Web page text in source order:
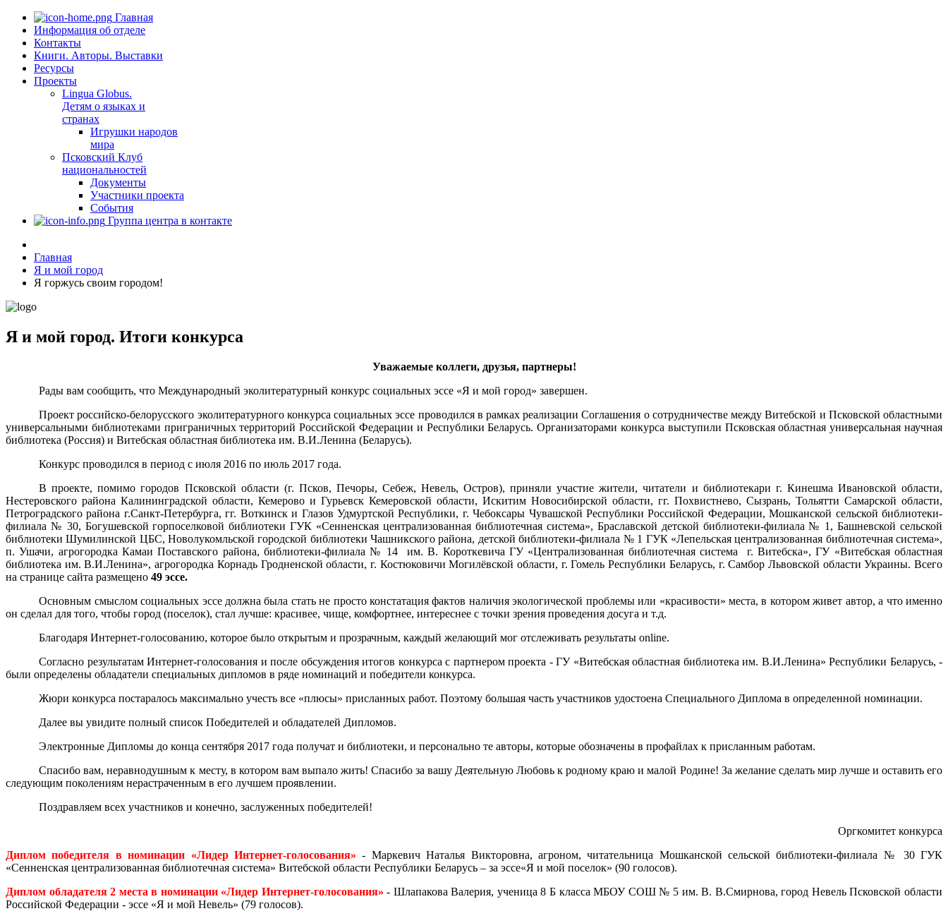
Главная
Информация об отделе
Контакты
Книги. Авторы. Выставки
Ресурсы
Проекты
Lingua Globus.
Детям о языках и
странах
Игрушки народов
мира
Псковский Клуб
национальностей
Документы
Участники проекта
События
Группа центра в контакте
Главная
Я и мой город
Я горжусь своим городом!
Я и мой город. Итоги конкурса
Уважаемые коллеги, друзья, партнеры!
Рады вам сообщить, что Международный эколитературный конкурс социальных эссе «Я и мой город» завершен.
Проект российско-белорусского эколитературного конкурса социальных эссе проводился в рамках реализации Соглашения о сотрудничестве между Витебской и Псковской областными
универсальными библиотеками приграничных территорий Российской Федерации и Республики Беларусь. Организаторами конкурса выступили Псковская областная универсальная научная
библиотека (Россия) и Витебская областная библиотека им. В.И.Ленина (Беларусь).
Конкурс проводился в период с июля 2016 по июль 2017 года.
В проекте, помимо городов Псковской области (г. Псков, Печоры, Себеж, Невель, Остров), приняли участие жители, читатели и библиотекари г. Кинешма Ивановской области,
Нестеровского района Калининградской области, Кемерово и Гурьевск Кемеровской области, Искитим Новосибирской области, гг. Похвистнево, Сызрань, Тольятти Самарской области,
Петроградского района г.Санкт-Петербурга,гг. Воткинск и Глазов Удмуртской Республики, г. Чебоксары Чувашской РеспубликиРоссийской Федерации,Мошканской сельской библиотеки-
филиала № 30, Богушевской горпоселковой библиотеки ГУК «Сенненская централизованная библиотечная система», Браславской детской библиотеки-филиала № 1,Башневской сельской
библиотеки Шумилинской ЦБС, Новолукомльской городской библиотеки Чашникского района, детской библиотеки-филиала № 1 ГУК «Лепельская централизованная библиотечная система»,
п. Ушачи, агрогородка Камаи Поставского района, библиотеки-филиала № 14 им. В. Короткевича ГУ «Централизованная библиотечная система г. Витебска», ГУ «Витебская областная
библиотека им. В.И.Ленина»,агрогородка Корнадь Гродненской области, г. Костюковичи Могилёвской области, г. Гомель Республики Беларусь, г. Самбор Львовской области Украины. Всего
на странице сайта размещено 49 эссе.
Основным смыслом социальных эссе должна была стать не просто констатация фактов наличия экологической проблемы или «красивости» места, в котором живет автор, а что именно
он сделал для того, чтобы город (поселок), стал лучше: красивее, чище, комфортнее, интереснее с точки зрения проведения досуга и т.д.
Благодаря Интернет-голосованию, которое было открытым и прозрачным, каждый желающий мог отслеживать результаты online.
Согласно результатам Интернет-голосования и после обсуждения итогов конкурса с партнером проекта - ГУ «Витебская областная библиотека им. В.И.Ленина» Республики Беларусь, -
были определены обладатели специальных дипломов в ряде номинаций и победители конкурса.
Жюри конкурса постаралось максимально учесть все «плюсы» присланных работ. Поэтому большая часть участников удостоена Специального Диплома в определенной номинации.
Далее вы увидите полный список Победителей и обладателей Дипломов.
Электронные Дипломы до конца сентября 2017 года получат и библиотеки, и персонально те авторы, которые обозначены в профайлах к присланным работам.
Спасибо вам, неравнодушным к месту, в котором вам выпало жить! Спасибо за вашу Деятельную Любовь к родному краю и малой Родине! За желание сделать мир лучше и оставить его
следующим поколениям нерастраченным в его лучшем проявлении.
Поздравляем всех участников и конечно, заслуженных победителей!
Оргкомитет конкурса
Диплом победителя в номинации «Лидер Интернет-голосования» - Маркевич Наталья Викторовна, агроном, читательница Мошканской сельской библиотеки-филиала № 30 ГУК
«Сенненская централизованная библиотечная система» Витебской области Республики Беларусь – за эссе«Я и мой поселок» (90 голосов).
Диплом обладателя 2 места в номинации «Лидер Интернет-голосования» - Шлапакова Валерия, ученица 8 Б класса МБОУ СОШ № 5 им. В. В.Смирнова, город Невель Псковской области
Российской Федерации - эссе «Я и мой Невель» (79 голосов).